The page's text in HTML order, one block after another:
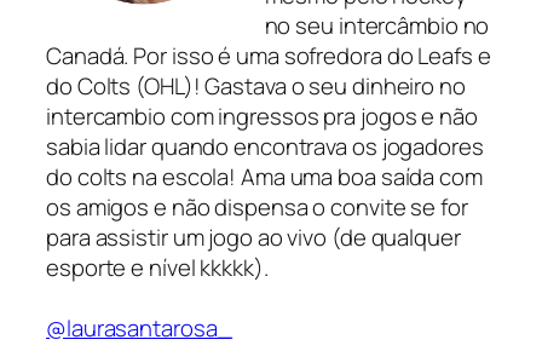
no seu intercâmbio no
Canadá. Por isso é uma sofredora do Leafs e
do Colts (OHL)! Gastava o seu dinheiro no
intercambio com ingressos pra jogos e não
sabia lidar quando encontrava os jogadores
do colts na escola! Ama uma boa saída com
os amigos e não dispensa o convite se for
para assistir um jogo ao vivo (de qualquer
esporte e nível kkkkk).
@laurasantarosa_